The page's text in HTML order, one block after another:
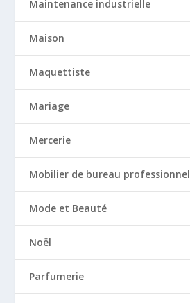
Maintenance industrielle
Maison
Maquettiste
Mariage
Mercerie
Mobilier de bureau professionnel
Mode et Beauté
Noël
Parfumerie